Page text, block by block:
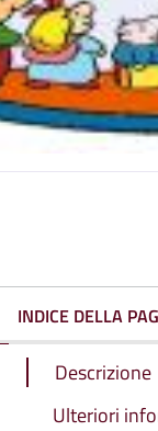
INDICE DELLA
Descrizione
Ulteriori